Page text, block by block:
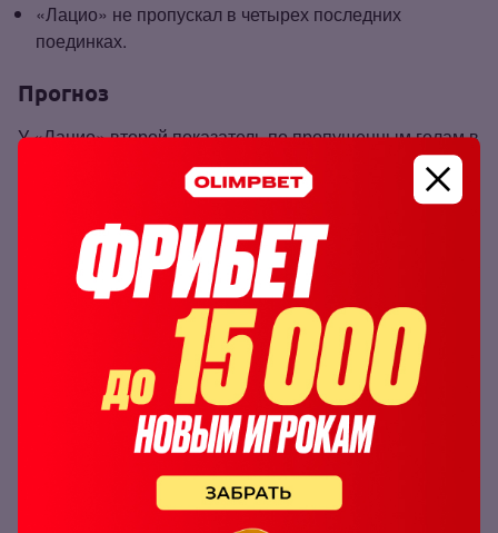
«Лацио» не пропускал в четырех последних
поединках.
Прогноз
У «Лацио» второй показатель по пропущенным голам в
Серии А. Надежная оборона – конек команды
Ожидаем, что «Рома» попытается найти бреши в
защите земляков, но добьется успеха не более одного
раза. Ставим на тотал номинальных гостей меньше 1.0
с коэффициентом 1.80 по линии БК « Олимпбет» .
Инд. тотал «Ромы» меньше 1
коэффициент: 1.80